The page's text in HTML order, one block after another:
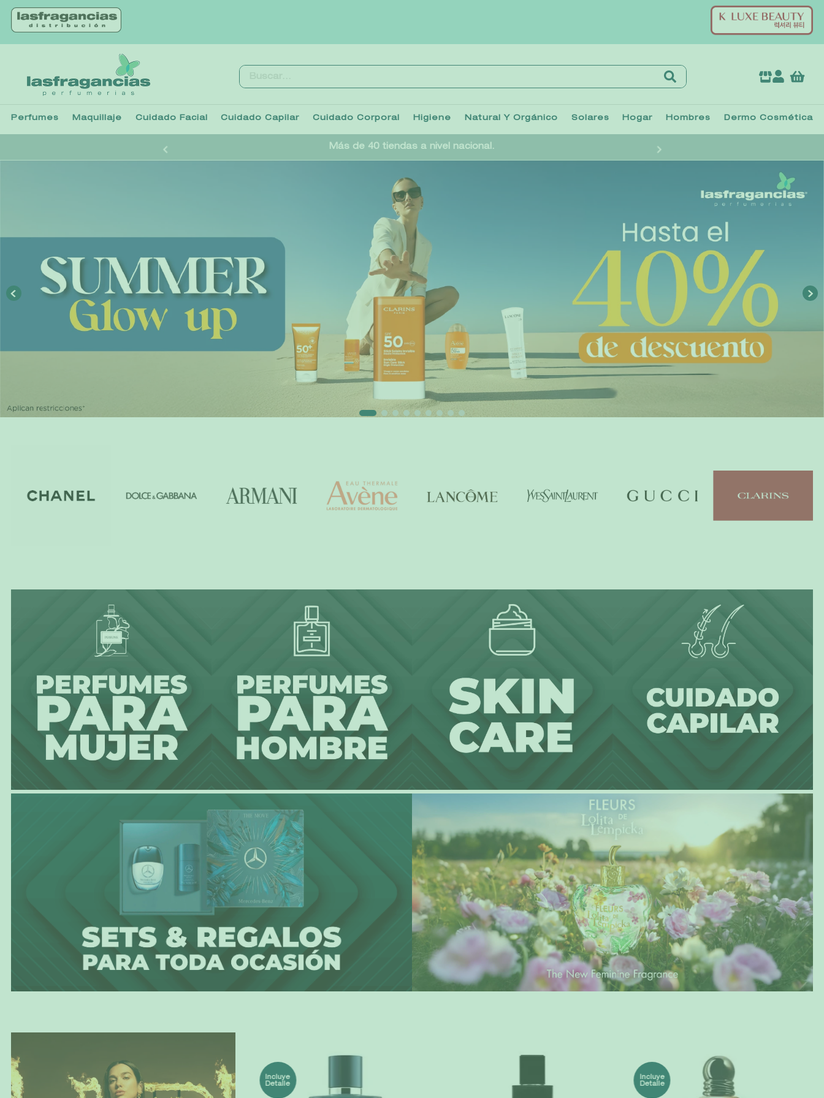
Buscar...
Perfumes Maquillaje Cuidado Facial Cuidado Capilar Cuidado Corporal Higiene Natural Y Orgánico Solares Hogar Hombres Dermo Cosmética
Más de 40 tiendas a nivel nacional.
1.
heathcote
sol ipanema
3.
cleanance
kool beauty serum